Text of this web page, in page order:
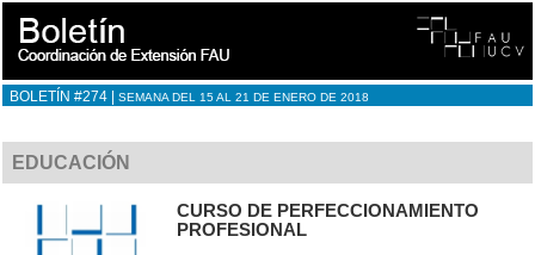
BOLETÍN #274 | SEMANA DEL 15 AL 21 DE ENERO DE 2018
EDUCACIÓN
CURSO DE PERFECCIONAMIENTO
PROFESIONAL